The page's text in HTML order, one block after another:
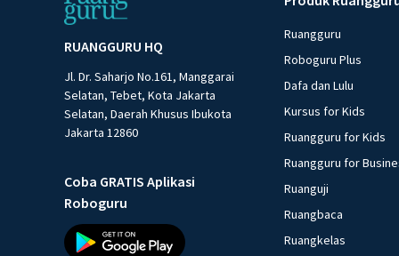
RUANGGURU HQ
Jl. Dr. Saharjo No.161, Manggarai
Selatan, Tebet, Kota Jakarta
Selatan, Daerah Khusus Ibukota
Jakarta 12860
Coba GRATIS Aplikasi
Roboguru
Ruangguru
Roboguru Plus
Dafa dan Lulu
Kursus for Kids
Ruangguru for Kids
Ruangguru for
Ruanguji
Ruangbaca
Ruangkelas